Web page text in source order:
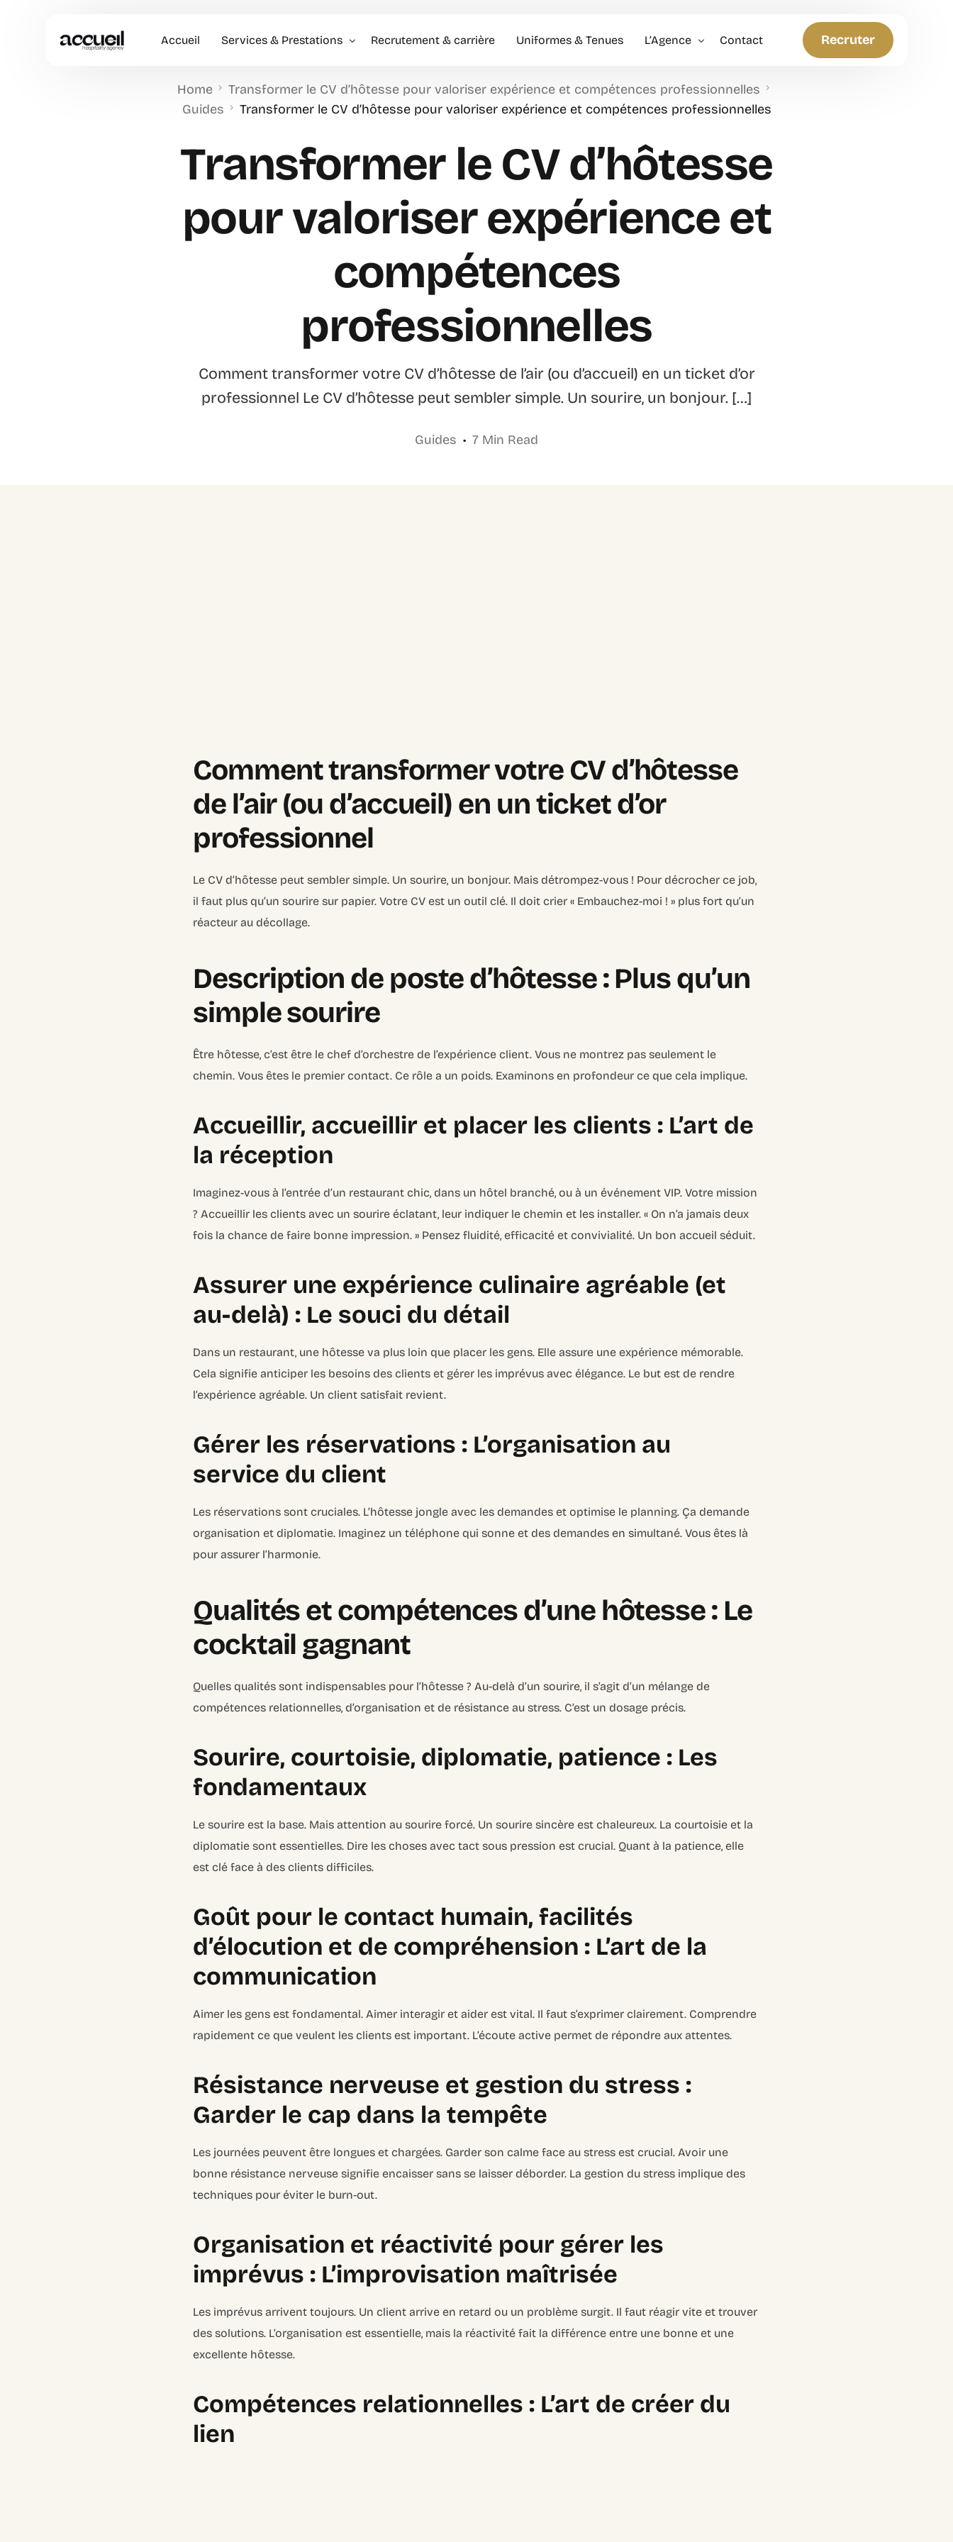
Accueil Services & Prestations
Hôtesses d’accueil événementiel & Hôtes
Animation Commerciale
Recrutement & carrière Uniformes & Tenues L’Agence
Politique RH
Contact Recruter
Home
Transformer le CV d’hôtesse pour valoriser expérience et compétences professionnelles
Guides
Transformer le CV d’hôtesse pour valoriser expérience et compétences professionnelles
Transformer le CV d’hôtesse
pour valoriser expérience et
compétences
professionnelles
Comment transformer votre CV d’hôtesse de l’air (ou d’accueil) en un ticket d’or
professionnel Le CV d’hôtesse peut sembler simple. Un sourire, un bonjour. […]
Guides 7 Min Read
Comment transformer votre CV d’hôtesse
de l’air (ou d’accueil) en un ticket d’or
professionnel
Le CV d’hôtesse peut sembler simple. Un sourire, un bonjour. Mais détrompez-vous ! Pour décrocher ce job,
il faut plus qu’un sourire sur papier. Votre CV est un outil clé. Il doit crier « Embauchez-moi ! » plus fort qu’un
réacteur au décollage.
Description de poste d’hôtesse : Plus qu’un
simple sourire
Être hôtesse, c’est être le chef d’orchestre de l’expérience client. Vous ne montrez pas seulement le
chemin. Vous êtes le premier contact. Ce rôle a un poids. Examinons en profondeur ce que cela implique.
Accueillir, accueillir et placer les clients : L’art de
la réception
Imaginez-vous à l’entrée d’un restaurant chic, dans un hôtel branché, ou à un événement VIP. Votre mission
? Accueillir les clients avec un sourire éclatant, leur indiquer le chemin et les installer. « On n’a jamais deux
fois la chance de faire bonne impression. » Pensez fluidité, efficacité et convivialité. Un bon accueil séduit.
Assurer une expérience culinaire agréable (et
au-delà) : Le souci du détail
Dans un restaurant, une hôtesse va plus loin que placer les gens. Elle assure une expérience mémorable.
Cela signifie anticiper les besoins des clients et gérer les imprévus avec élégance. Le but est de rendre
l’expérience agréable. Un client satisfait revient.
Gérer les réservations : L’organisation au
service du client
Les réservations sont cruciales. L’hôtesse jongle avec les demandes et optimise le planning. Ça demande
organisation et diplomatie. Imaginez un téléphone qui sonne et des demandes en simultané. Vous êtes là
pour assurer l’harmonie.
Qualités et compétences d’une hôtesse : Le
cocktail gagnant
Quelles qualités sont indispensables pour l’hôtesse ? Au-delà d’un sourire, il s’agit d’un mélange de
compétences relationnelles, d’organisation et de résistance au stress. C’est un dosage précis.
Sourire, courtoisie, diplomatie, patience : Les
fondamentaux
Le sourire est la base. Mais attention au sourire forcé. Un sourire sincère est chaleureux. La courtoisie et la
diplomatie sont essentielles. Dire les choses avec tact sous pression est crucial. Quant à la patience, elle
est clé face à des clients difficiles.
Goût pour le contact humain, facilités
d’élocution et de compréhension : L’art de la
communication
Aimer les gens est fondamental. Aimer interagir et aider est vital. Il faut s’exprimer clairement. Comprendre
rapidement ce que veulent les clients est important. L’écoute active permet de répondre aux attentes.
Résistance nerveuse et gestion du stress :
Garder le cap dans la tempête
Les journées peuvent être longues et chargées. Garder son calme face au stress est crucial. Avoir une
bonne résistance nerveuse signifie encaisser sans se laisser déborder. La gestion du stress implique des
techniques pour éviter le burn-out.
Organisation et réactivité pour gérer les
imprévus : L’improvisation maîtrisée
Les imprévus arrivent toujours. Un client arrive en retard ou un problème surgit. Il faut réagir vite et trouver
des solutions. L’organisation est essentielle, mais la réactivité fait la différence entre une bonne et une
excellente hôtesse.
Compétences relationnelles : L’art de créer du
lien